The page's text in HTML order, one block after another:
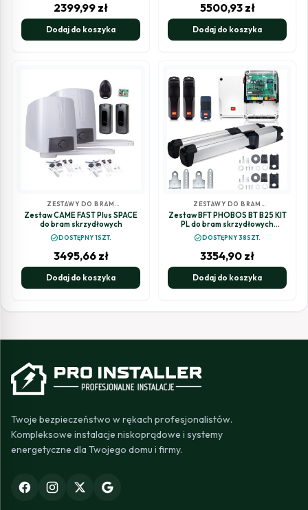
2399,99 zł
Dodaj do koszyka
5500,93 zł
Dodaj do koszyka
ZESTAWY DO BRAM
SKRZYDŁOWYCH
Zestaw CAME FAST Plus SPACE
do bram skrzydłowych
check_circleDOSTĘPNY 1SZT.
3495,66 zł
Dodaj do koszyka
ZESTAWY DO BRAM
SKRZYDŁOWYCH
Zestaw BFT PHOBOS BT B25 KIT
PL do bram skrzydłowych
(R935358 00004 MDM 2614858)
check_circleDOSTĘPNY 38SZT.
3354,90 zł
Dodaj do koszyka
Twoje bezpieczeństwo w rękach profesjonalistów.
Kompleksowe instalacje niskoprądowe i systemy
energetyczne dla Twojego domu i firmy.